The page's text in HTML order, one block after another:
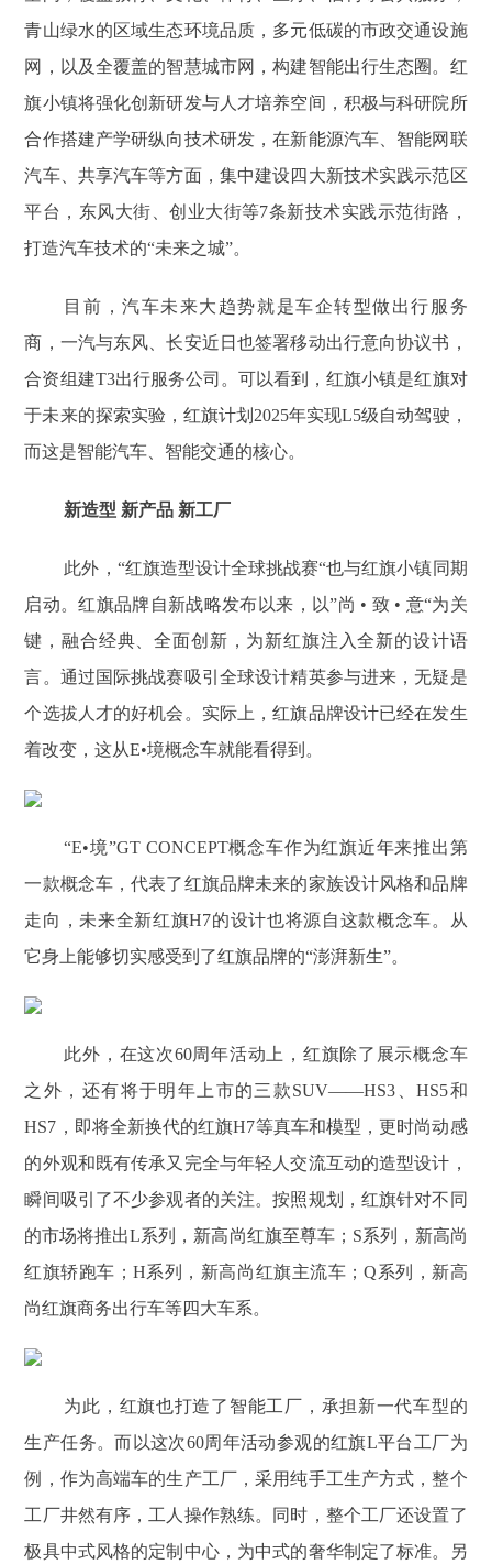
青山绿水的区域生态环境品质，多元低碳的市政交通设施
网，以及全覆盖的智慧城市网，构建智能出行生态圈。红
旗小镇将强化创新研发与人才培养空间，积极与科研院所
合作搭建产学研纵向技术研发，在新能源汽车、智能网联
汽车、共享汽车等方面，集中建设四大新技术实践示范区
平台，东风大街、创业大街等7条新技术实践示范街路，
打造汽车技术的“未来之城”。
目前，汽车未来大趋势就是车企转型做出行服务
商，一汽与东风、长安近日也签署移动出行意向协议书，
合资组建T3出行服务公司。可以看到，红旗小镇是红旗对
于未来的探索实验，红旗计划2025年实现L5级自动驾驶，
而这是智能汽车、智能交通的核心。
新造型 新产品 新工厂
此外，“红旗造型设计全球挑战赛“也与红旗小镇同期
启动。红旗品牌自新战略发布以来，以”尚 • 致 • 意“为关
键，融合经典、全面创新，为新红旗注入全新的设计语
言。通过国际挑战赛吸引全球设计精英参与进来，无疑是
个选拔人才的好机会。实际上，红旗品牌设计已经在发生
着改变，这从E•境概念车就能看得到。
“E•境”GT CONCEPT概念车作为红旗近年来推出第
一款概念车，代表了红旗品牌未来的家族设计风格和品牌
走向，未来全新红旗H7的设计也将源自这款概念车。从
它身上能够切实感受到了红旗品牌的“澎湃新生”。
此外，在这次60周年活动上，红旗除了展示概念车
之外，还有将于明年上市的三款SUV——HS3、HS5和
HS7，即将全新换代的红旗H7等真车和模型，更时尚动感
的外观和既有传承又完全与年轻人交流互动的造型设计，
瞬间吸引了不少参观者的关注。按照规划，红旗针对不同
的市场将推出L系列，新高尚红旗至尊车；S系列，新高尚
红旗轿跑车；H系列，新高尚红旗主流车；Q系列，新高
尚红旗商务出行车等四大车系。
为此，红旗也打造了智能工厂，承担新一代车型的
生产任务。而以这次60周年活动参观的红旗L平台工厂为
例，作为高端车的生产工厂，采用纯手工生产方式，整个
工厂井然有序，工人操作熟练。同时，整个工厂还设置了
极具中式风格的定制中心，为中式的奢华制定了标准。另